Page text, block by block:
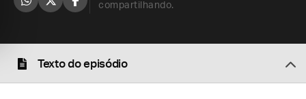
compartilhando.
Texto do episódio